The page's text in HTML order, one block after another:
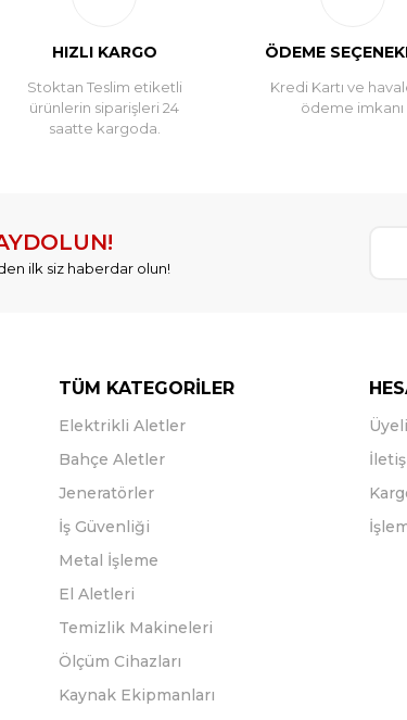
HIZLI KARGO
Stoktan Teslim etiketli
ürünlerin siparişleri 24
saatte kargoda.
ÖDEME
Kredi Kartı ve
ödeme imkanı
ilk siz haberdar olun!
TÜM KATEGORİLER
Elektrikli Aletler
Bahçe Aletler
Jeneratörler
İş Güvenliği
Metal İşleme
El Aletleri
Temizlik Makineleri
Ölçüm Cihazları
Kaynak Ekipmanları